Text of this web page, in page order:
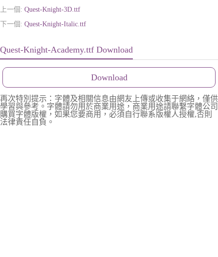
上一個: Quest-Knight-3D.ttf
下一個: Quest-Knight-Italic.ttf
Quest-Knight-Academy.ttf Download
Download
再次特別提示：字體及相關信息由網友上傳或收集于網絡，僅供
學習與參考。字體請勿用於商業用途，商業用途請聯繫字體公司
購買字體版權，如果您要商用，必須自行聯系版權人授權,否則
法律責任自負。